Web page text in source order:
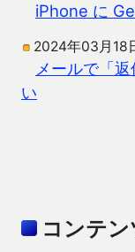
iPhone に
2024年03月18
メールで「
い
コンテ